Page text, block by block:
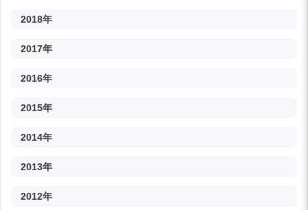
2018年
2017年
2016年
2015年
2014年
2013年
2012年